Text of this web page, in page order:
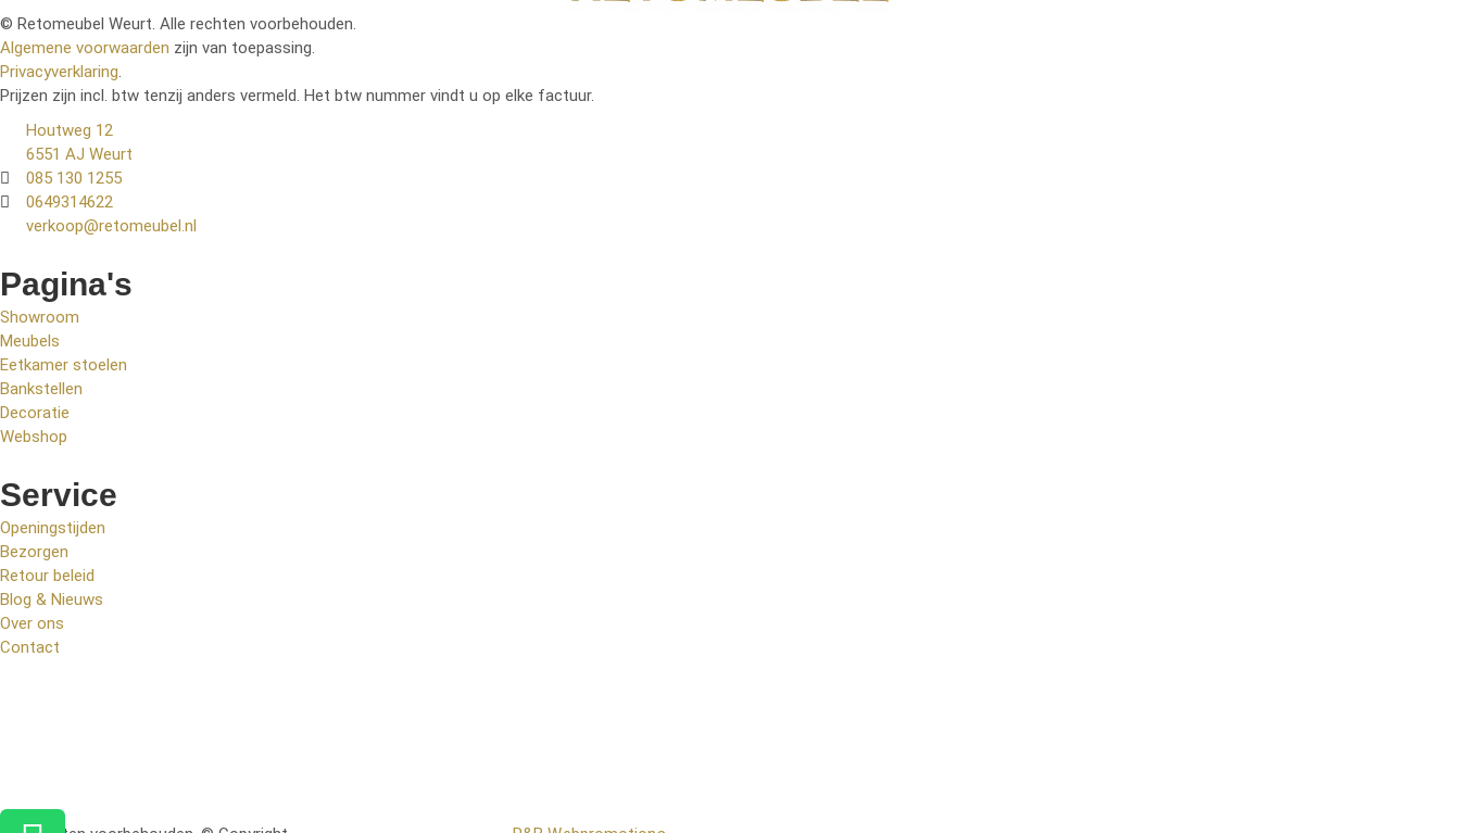
© Retomeubel Weurt. Alle rechten voorbehouden.
Algemene voorwaarden zijn van toepassing.
Privacyverklaring.
Prijzen zijn incl. btw tenzij anders vermeld. Het btw nummer vindt u op elke factuur.
Houtweg 12
6551 AJ Weurt
085 130 1255
0649314622
verkoop@retomeubel.nl
Pagina's
Showroom
Meubels
Eetkamer stoelen
Bankstellen
Decoratie
Webshop
Service
Openingstijden
Bezorgen
Retour beleid
Blog & Nieuws
Over ons
Contact